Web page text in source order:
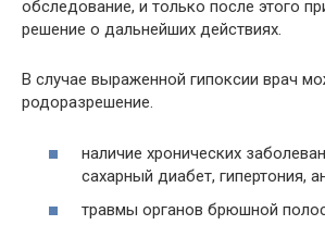
обследование, и только после этого
решение о дальнейших действиях.
В случае выраженной гипоксии врач
родоразрешение.
наличие хронических
сахарный диабет, гипертония,
травмы органов брюшной